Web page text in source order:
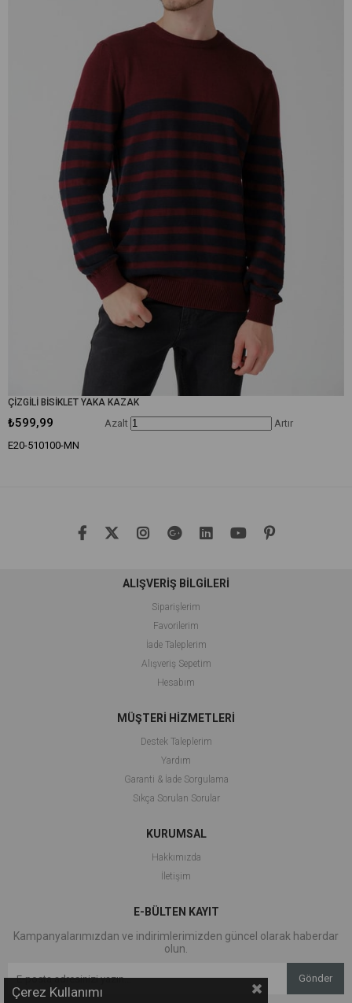
ÇİZGİLİ BİSİKLET YAKA KAZAK
₺599,99
E20-510100-MN
Azalt Artır
ALIŞVERİŞ BİLGİLERİ
Siparişlerim
Favorilerim
İade Taleplerim
Alışveriş Sepetim
Hesabım
MÜŞTERİ HİZMETLERİ
Destek Taleplerim
Yardım
Garanti & İade Sorgulama
Sıkça Sorulan Sorular
KURUMSAL
Hakkımızda
İletişim
E-BÜLTEN KAYIT
Kampanyalarımızdan ve indirimlerimizden güncel olarak haberdar
olun.
Gönder
Çerez Kullanımı